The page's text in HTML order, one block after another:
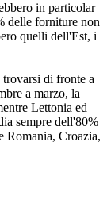
in particolar
delle forniture non
quelli dell'Est, i
di fronte a
a marzo, la
Lettonia ed
sempre dell'80%
Romania, Croazia,